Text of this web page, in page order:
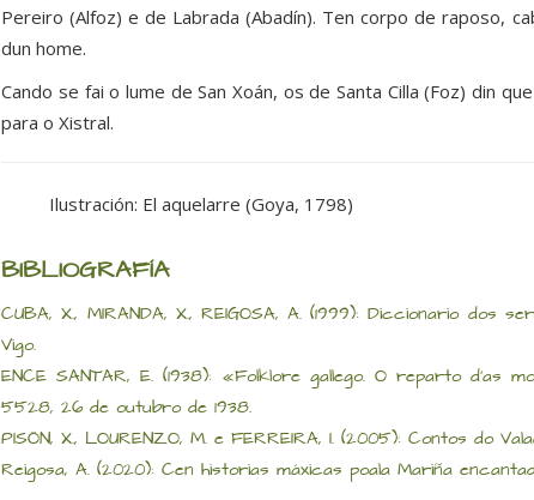
Pereiro (Alfoz) e de Labrada (Abadín). Ten corpo de raposo,
dun home.
Cando se fai o lume de San Xoán, os de Santa Cilla (Foz) din
para o Xistral.
Ilustración: El aquelarre (Goya, 1798)
BIBLIOGRAFÍA
CUBA, X., MIRANDA, X., REIGOSA, A. (1999): Diccionario dos
Vigo.
ENCE SANTAR, E. (1938): «Folklore gallego. O reparto d'as
5528, 26 de outubro de 1938.
PISÖN, X., LOURENZO, M. e FERREIRA, I. (2005): Contos do
Reigosa, A. (2020): Cen historias máxicas poala Mariña